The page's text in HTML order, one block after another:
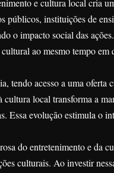
e cultura local cria
públicos, instituições de
o impacto social das
ao mesmo tempo em
tendo acesso a uma oferta
local transforma a
Essa evolução estimula o
do entretenimento e da
culturais. Ao investir